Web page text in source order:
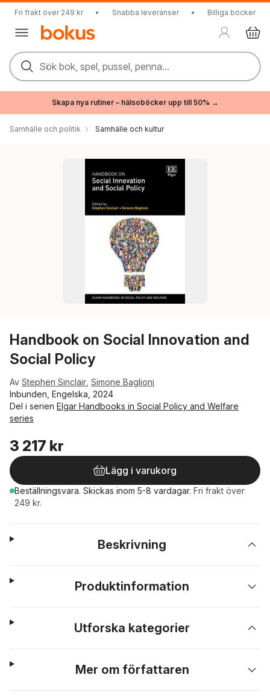
Fri frakt över 249 kr • Snabba leveranser • Billiga böcker
Sök bok, spel, pussel, penna...
Skapa nya rutiner – hälsoböcker upp till 50% →
Samhälle och politik Samhälle och kultur
Handbook on Social Innovation and
Social Policy
Av Stephen Sinclair Simone Baglioni
Inbunden, Engelska, 2024
Del i serien Elgar Handbooks in Social Policy and Welfare
series
3 217 kr
Lägg i varukorg
Beställningsvara. Skickas inom 5-8 vardagar. Fri frakt över
249 kr.
Beskrivning
Produktinformation
Utforska kategorier
Mer om författaren